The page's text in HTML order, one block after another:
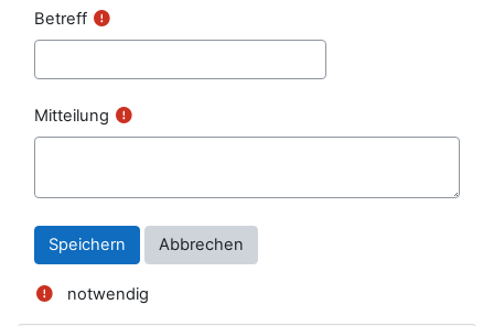
Betreff
Mitteilung
notwendig